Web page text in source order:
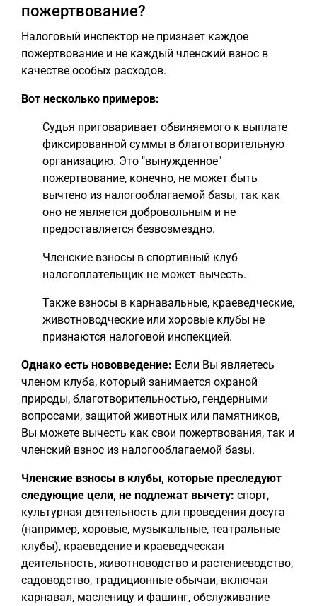
пожертвование?
Налоговый инспектор не признает каждое
пожертвование и не каждый членский взнос в
качестве особых расходов.
Вот несколько примеров:
Судья приговаривает обвиняемого к выплате
фиксированной суммы в благотворительную
организацию. Это "вынужденное"
пожертвование, конечно, не может быть
вычтено из налогооблагаемой базы, так как
оно не является добровольным и не
предоставляется безвозмездно.
Членские взносы в спортивный клуб
налогоплательщик не может вычесть.
Также взносы в карнавальные, краеведческие,
животноводческие или хоровые клубы не
признаются налоговой инспекцией.
Однако есть нововведение: Если Вы являетесь
членом клуба, который занимается охраной
природы, благотворительностью, гендерными
вопросами, защитой животных или памятников,
Вы можете вычесть как свои пожертвования, так и
членский взнос из налогооблагаемой базы.
Членские взносы в клубы, которые преследуют
следующие цели, не подлежат вычету: спорт,
культурная деятельность для проведения досуга
(например, хоровые, музыкальные, театральные
клубы), краеведение и краеведческая
деятельность, животноводство и растениеводство,
садоводство, традиционные обычаи, включая
карнавал, масленицу и фашинг, обслуживание